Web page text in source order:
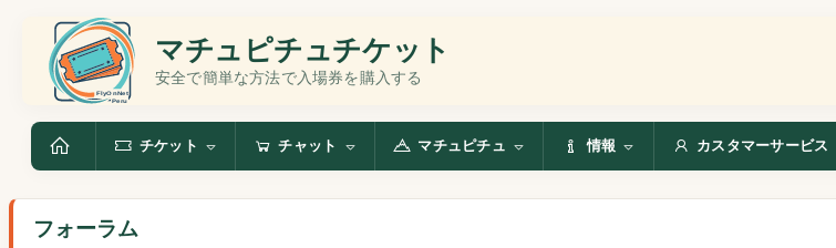
マチュピチュチケット
安全で簡単な方法で入場券を購入する
チケット チャット マチュピチュ 情報 カスタマーサービス
フォーラム